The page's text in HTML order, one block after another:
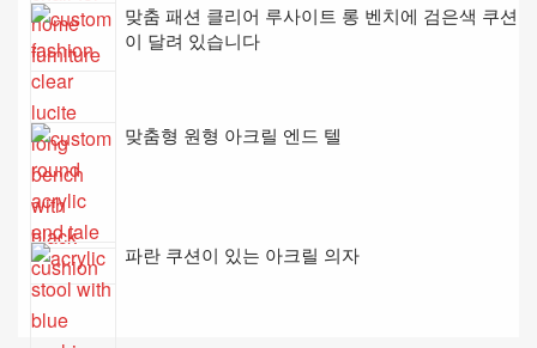
맞춤 패션 클리어 루사이트 롱 벤치에 검은색 쿠션
이 달려 있습니다
맞춤형 원형 아크릴 엔드 텔
파란 쿠션이 있는 아크릴 의자